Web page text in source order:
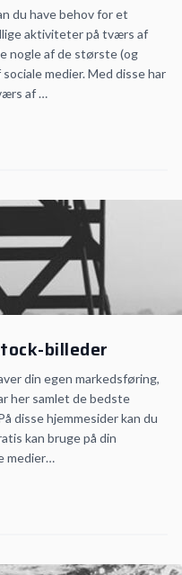
du have behov for et
aktiviteter på tværs af
nogle af de største (og
medier. Med disse har
af …
billeder
din egen markedsføring,
her samlet de bedste
disse hjemmesider kan du
kan bruge på din
medier…